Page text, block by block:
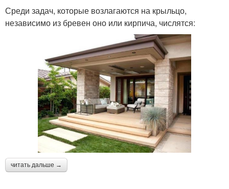
Среди задач, которые возлагаются на крыльцо,
независимо из бревен оно или кирпича, числятся:
читать дальше →